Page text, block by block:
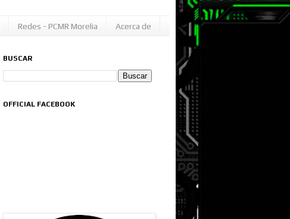
Redes - PCMR Morelia Acerca de
BUSCAR
OFFICIAL FACEBOOK